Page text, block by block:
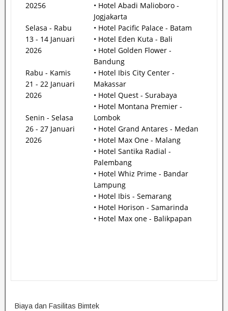
20256
Selasa - Rabu
13 - 14 Januari
2026
Rabu - Kamis
21 - 22 Januari
2026
Senin - Selasa
26 - 27 Januari
2026
• Hotel Abadi Malioboro -
Jogjakarta
• Hotel Pacific Palace - Batam
• Hotel Eden Kuta - Bali
• Hotel Golden Flower -
Bandung
• Hotel Ibis City Center -
Makassar
• Hotel Quest - Surabaya
• Hotel Montana Premier -
Lombok
• Hotel Grand Antares - Medan
• Hotel Max One - Malang
• Hotel Santika Radial -
Palembang
• Hotel Whiz Prime - Bandar
Lampung
• Hotel Ibis - Semarang
• Hotel Horison - Samarinda
• Hotel Max one - Balikpapan
Biaya dan Fasilitas Bimtek